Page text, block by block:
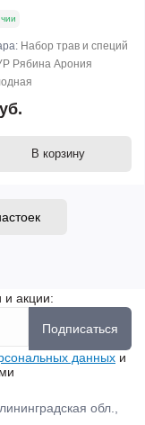
Набор трав и специй
Рябина Арония
В корзину
и акции:
Подписаться
данных и
обл.,